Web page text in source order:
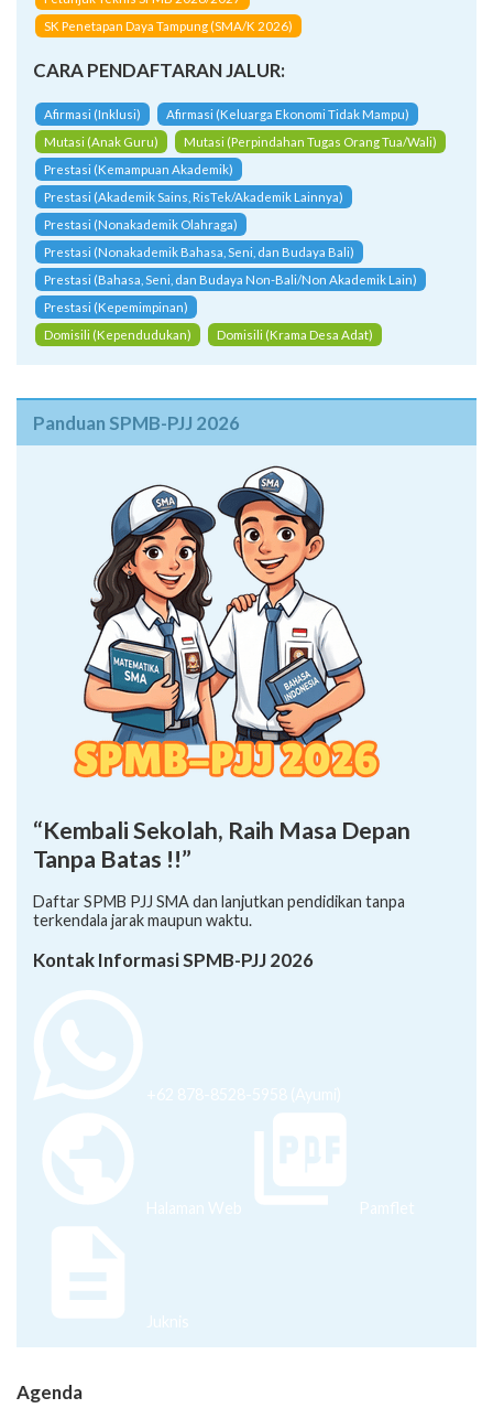
SK Penetapan Daya Tampung (SMA/K 2026)
CARA PENDAFTARAN JALUR:
Afirmasi (Inklusi)
Afirmasi (Keluarga Ekonomi Tidak Mampu)
Mutasi (Anak Guru)
Mutasi (Perpindahan Tugas Orang Tua/Wali)
Prestasi (Kemampuan Akademik)
Prestasi (Akademik Sains, RisTek/Akademik Lainnya)
Prestasi (Nonakademik Olahraga)
Prestasi (Nonakademik Bahasa, Seni, dan Budaya Bali)
Prestasi (Bahasa, Seni, dan Budaya Non-Bali/Non Akademik Lain)
Prestasi (Kepemimpinan)
Domisili (Kependudukan)
Domisili (Krama Desa Adat)
Panduan SPMB-PJJ 2026
“Kembali Sekolah, Raih Masa Depan
Tanpa Batas !!”
Daftar SPMB PJJ SMA dan lanjutkan pendidikan tanpa
terkendala jarak maupun waktu.
Kontak Informasi SPMB-PJJ 2026
+62 878-8528-5958 (Ayumi)
Halaman Web Pamflet
Juknis
Agenda